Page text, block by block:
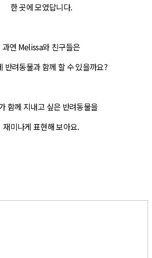
한 곳에 모였답니다.
과연 Melissa와 친구들은
반려동물과 함께 할 수 있을까요?
함께 지내고 싶은 반려동물을
재미나게 표현해 보아요.